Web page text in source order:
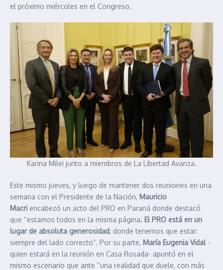
el próximo miércoles en el Congreso.
Karina Milei junto a miembros de La Libertad Avanza.
Este mismo jueves, y luego de mantener dos reuniones en una
semana con el Presidente de la Nación, Mauricio
Macri encabezó un acto del PRO en Paraná donde destacó
que “estamos todos en la misma página. El PRO está en un
lugar de absoluta generosidad, donde tenemos que estar:
siempre del lado correcto”. Por su parte, María Eugenia Vidal -
quien estará en la reunión en Casa Rosada- apuntó en el
mismo escenario que ante “una realidad que duele, con más